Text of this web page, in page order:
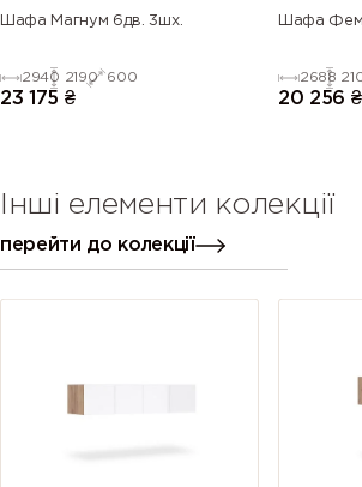
Шафа Магнум 6дв. 3шх.
2940 2190 600
23 175 ₴
Шафа
2688
20 256 ₴
Інші елементи колекції
перейти до колекції